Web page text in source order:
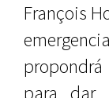
François
para